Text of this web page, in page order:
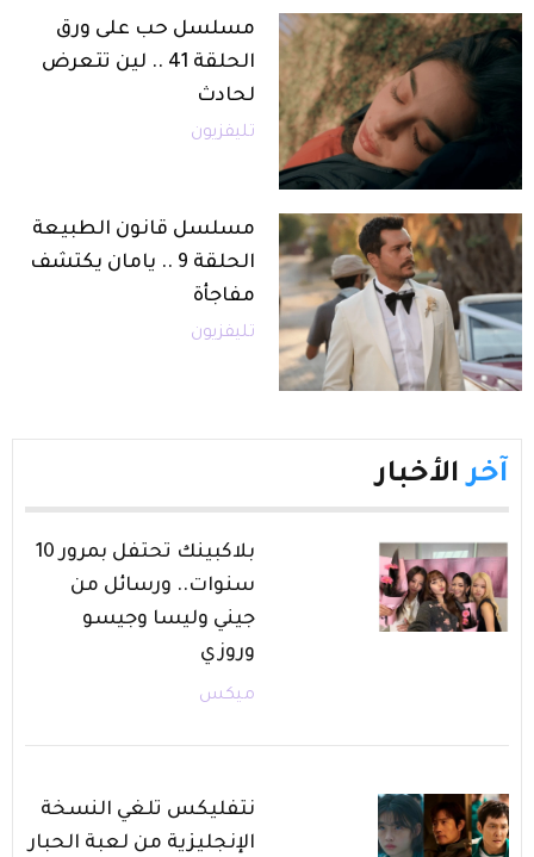
مسلسل حب على ورق
الحلقة 41 .. لين تتعرض
لحادث
تليفزيون
مسلسل قانون الطبيعة
الحلقة 9 .. يامان يكتشف
مفاجأة
تليفزيون
آخر الأخبار
بلاكبينك تحتفل بمرور 10
سنوات.. ورسائل من
جيني وليسا وجيسو
وروزي
ميكس
نتفليكس تلغي النسخة
الإنجليزية من لعبة الحبار